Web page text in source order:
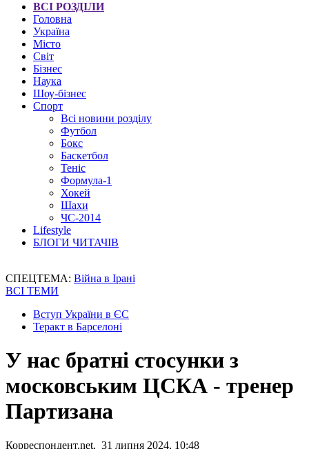
ВСІ РОЗДІЛИ
Головна
Україна
Місто
Світ
Бізнес
Наука
Шоу-бізнес
Спорт
Всі новини розділу
Футбол
Бокс
Баскетбол
Теніс
Формула-1
Хокей
Шахи
ЧС-2014
Lifestyle
БЛОГИ ЧИТАЧІВ
СПЕЦТЕМА: Війна в Ірані
ВСІ ТЕМИ
Вступ України в ЄС
Теракт в Барселоні
У нас братні стосунки з
московським ЦСКА - тренер
Партизана
Корреспондент.net, 31 липня 2024, 10:48